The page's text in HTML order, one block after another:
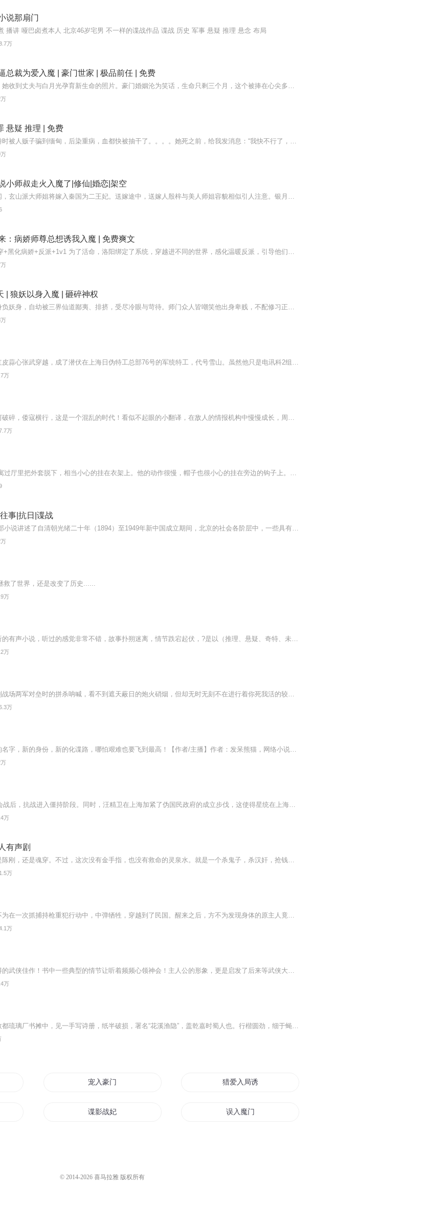
说那扇门
播讲 哑巴卤煮本人 北京46岁宅男 不一样的谍战作品 谍战 历史 军事 悬疑 推理 悬念 布局
万
总裁为爱入魔 | 豪门世家 | 极品前任 | 免费
查出绝症的当天，她收到丈夫与白月光孕育新生命的照片。豪门婚姻沦为笑话，生命只剩三个月，这个被捧在心尖多年的男人，连施舍给她的真心都是掺着毒的。她咽下止疼药，藏起孕检单，在临死前精心策划一场假死。跳海那日所有媒体争相报道：周氏总裁抱着浮肿...
悬疑 推理 | 免费
我的好朋友大旅游时被人贩子骗到缅甸，后染重病，血都快被抽干了。。。。她死之前，给我发消息：“我快不行了，你要小心。。。。”我呆住了，这个竟然是我最亲近的人。。。我瑟瑟发抖。。。。面对自己好友身处绝境，我决定冒一次险，身入虎穴。。。。
小师叔走火入魔了|修仙|婚恋|架空
修真界开春大新闻，玄山派大师姐将嫁入秦国为二王妃。送嫁途中，送嫁人殷梓与美人师姐容貌相似引人注意。银月夫人好说媒，玄山派遮遮掩掩的婚事引发各方猜测，送嫁队伍在关注中前行。
：病娇师尊总想诱我入魔 | 免费爽文
无女主+救赎+快穿+黑化病娇+反派+1v1 为了活命，洛阳绑定了系统，穿越进不同的世界，感化温暖反派，引导他们走向光明未来。 洛阳兢兢业业，为反派掏心掏肺。 当洛阳以为自己功成可以复活的时候—— 黑化入魔的小徒弟扬着温柔至极的笑容：师尊，这万年寒冰...
| 狼妖以身入魔 | 砸碎神权
狼妖狼天行生来身负妖身，自幼被三界仙道鄙夷、排挤，受尽冷眼与苛待。师门众人皆嘲笑他出身卑贱，不配修习正统道术，认定他只是神明手中任人摆布的玩物，一生被困宿命牢笼，永远逃不出天道桎梏、神权掌心。世人偏见、天道不公，从未磨灭他骨子里的桀骜与...
《谍晓》作者：红皮蒜心张武穿越，成了潜伏在上海日伪特工总部76号的军统特工，代号雪山。虽然他只是电讯科2组的小小组员，但他依旧能：设计钓鱼，让叛变的汉奸走狗穷途末路；排查间谍，让潜伏在我方的日伪特务无从遁形；窃取情报，让正面侵略的日伪军损失...
万
【内容简介】山河破碎，倭寇横行，这是一个混乱的时代！看似不起眼的小翻译，在敌人的情报机构中慢慢成长，周旋、钻营、拉拢、打击，编制出自己的一张大网，屡建奇功不断升迁。可谁能想到，他却是一个三方间谍呢？【作者/主播简介】作者：深蓝的国度，网络...
万
唐密·毕赐福在公寓过厅里把外套脱下，相当小心的挂在衣架上。他的动作很慢，帽子也很小心的挂在旁边的钩子上。他的妻子正在起居间坐着，用土黄色的毛线织一顶登山帽，他端端肩膀，换上一脸果敢的笑容，走了进去。
事|抗日|谍战
【内容简介】 这部小说讲述了自清朝光绪二十年（1894）至1949年新中国成立期间，北京的社会各阶层中，一些具有典型性、代表性的大小人物，如慈禧太后，光绪皇帝，满清亲王，兵部尚书，顺天府尹，摄政王，隆裕太后，宣统皇帝，朝廷大员，都察院官吏，兵马司...
了世界，还是改变了历史......
万
这是一部非常好听的有声小说，听过的感觉非常不错，故事扑朔迷离，情节跌宕起伏，?是以（推理、悬疑、奇特、未知、穿越、血腥、架空、恐怖、刺激）等风格模式构成的虚幻故事。?为了提供更多优秀的有声作品，请多多宣传和推荐本书，这是一种支持与鼓励！有声小说的未来，是需要大家共同的努力!? 友情提示:听书是种生活的品味，在品味生活的同时，请关注你身边的亲人、朋友，合理安排时间！?
万
在谍海虽然听不到战场两军对垒时的拼杀呐喊，看不到遮天蔽日的炮火硝烟，但却无时无刻不在进行着你死我活的较量，惊心动魄的搏斗！
万
【内容简介】新的名字，新的身份，新的化谍路，哪怕艰难也要飞到最高！【作者/主播】作者：发呆熊猫，网络小说作家。主播：宇乐FM【购买须知】1、本作品为付费有声书，前56集为免费试听，购买成功后，即可收听，可下载重复收听。2、版权归原作者所有，严禁...
1939年底，长沙会战后，抗战进入僵持阶段。同时，汪精卫在上海加紧了伪国民政府的成立步伐，这使得星统在上海的除奸行动更加频繁地展开……汪精卫内阁重臣秦文廉为了完成汪与日本秘密签署卖国条约，使伪政府可以顺利成立来到了上海。军统冯如泰小组执行了...
万
有声剧
【内容简介】还是陈刚，还是魂穿。不过，这次没有金手指，也没有救命的灵泉水。就是一个杀鬼子，杀汉奸，抢钱的故事。【作者/主播】作者：中年老大哥 主播：万历大帝有声小说【购买须知】1、本作品部分集数为免费试听。2、版权归原作者所有，严禁翻录成任...
万
【内容简介】方不为在一次抓捕持枪重犯行动中，中弹牺牲，穿越到了民国。醒来之后，方不为发现身体的原主人竟然是军统的一名特务。方不为以为，凭借自己的经验和能力，还有对大局的先知，就算不能大杀四方，威名赫赫，至少也能杀的日谍和汉奸魂飞魄散，屁...
万
这是一部不可多得的武侠佳作！书中一些典型的情节让听着频频心领神会！主人公的形象，更是启发了后来等武侠大家的诸多作品！在叙述手法上堪称大手笔，小说由此及彼，逐步推进，将核心人物的面纱一步步解开，与敌人斗智斗勇！主角之间的爱情纠葛都随着情节...
万
民二十五年春，故都琉璃厂书摊中，见一手写诗册，纸半破损，署名“花溪渔隐”，盖乾嘉时蜀人也。行楷圆劲，细于蝇头，中得一联“妻孥虽好非知己，得失原难论丈夫。”语颇隽，购归细读，诗百余首，媵以蜀中明季轶事十余则，约数万言，中有一则，题为《七杀...
宠入豪门 猎爱入局诱宠间谍妻
谍影战妃 误入魔门
© 2014-2026 喜马拉雅 版权所有